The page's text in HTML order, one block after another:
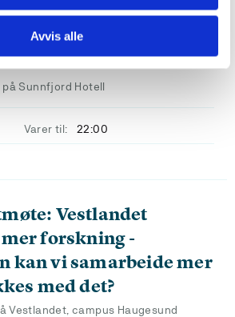
Avvis alle
LIVE
Sunnfjord Hotell
Varer til: 22:00
Vestlandet
forskning -
kan vi samarbeide mer
med det?
Vestlandet, campus Haugesund